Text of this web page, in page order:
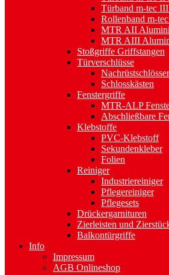
Türband m-tec
Rollenband m-
MTR AII
MTR AIII
Stoßgriffe Griffstangen
Türverschlüsse
Nachrüstschlösser
Schlosskästen
Fenstergriffe
MTR-ALP
Abschließbare
Klebstoffe
PVC-Klebstoff
Sekundenkleber
Folien
Reiniger
Industriereiniger
Pflegereiniger
Pflegesets
Drückergarnituren
Zierleisten und
Balkontürgriffe
Info
Impressum
AGB Onlineshop